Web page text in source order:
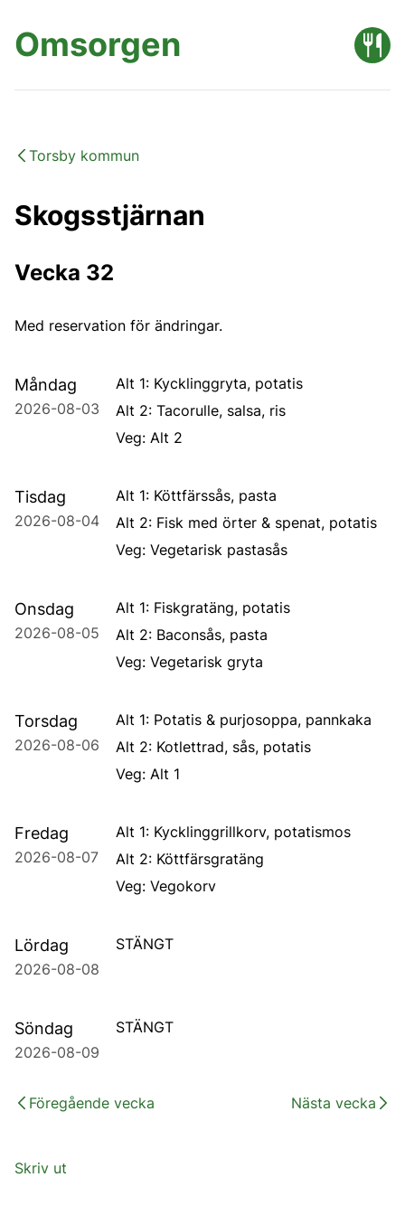
Omsorgen
Torsby kommun
Skogsstjärnan
Vecka 32
Med reservation för ändringar.
Måndag
2026-08-03
Alt 1: Kycklinggryta, potatis
Alt 2: Tacorulle, salsa, ris
Veg: Alt 2
Tisdag
2026-08-04
Alt 1: Köttfärssås, pasta
Alt 2: Fisk med örter & spenat, potatis
Veg: Vegetarisk pastasås
Onsdag
2026-08-05
Alt 1: Fiskgratäng, potatis
Alt 2: Baconsås, pasta
Veg: Vegetarisk gryta
Torsdag
2026-08-06
Alt 1: Potatis & purjosoppa, pannkaka
Alt 2: Kotlettrad, sås, potatis
Veg: Alt 1
Fredag
2026-08-07
Alt 1: Kycklinggrillkorv, potatismos
Alt 2: Köttfärsgratäng
Veg: Vegokorv
Lördag
2026-08-08
STÄNGT
Söndag
2026-08-09
STÄNGT
Föregående vecka Nästa vecka
Skriv ut